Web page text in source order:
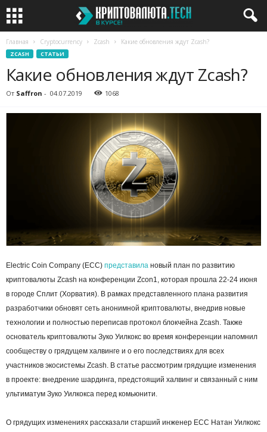
Главная Cryptocurrency Zcash Какие обновления ждут Zcash?
ZCASH СТАТЬИ
Какие обновления ждут Zcash?
От Saffron - 04.07.2019 1068
Electric Coin Company (ECC) представила новый план по развитию
криптовалюты Zcash на конференции Zcon1, которая прошла 22-24 июня
в городе Сплит (Хорватия). В рамках представленного плана развития
разработчики обновят сеть анонимной криптовалюты, внедрив новые
технологии и полностью переписав протокол блокчейна Zcash. Также
основатель криптовалюты Зуко Уилкокс во время конференции напомнил
сообществу о грядущем халвинге и о его последствиях для всех
участников экосистемы Zcash. В статье рассмотрим грядущие изменения
в проекте: внедрение шардинга, предстоящий халвинг и связанный с ним
ультиматум Зуко Уилкокса перед комьюнити.
О грядущих изменениях рассказали старший инженер ECC Натан Уилкокс